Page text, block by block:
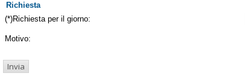
Richiesta
(*)Richiesta per il giorno:
Motivo: